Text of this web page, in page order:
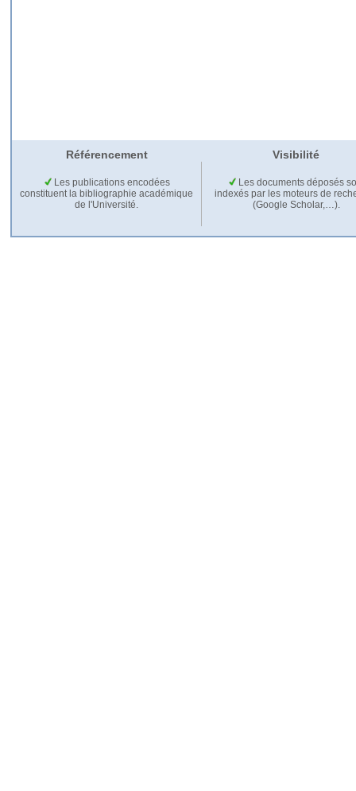
Référencement Visibilité
Les publications encodées
constituent la bibliographie académique
de l'Université.
Les documents déposés
indexés par les moteurs de
(Google Scholar,…).